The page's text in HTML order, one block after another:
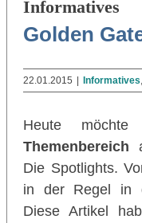
Informatives
Golden
22.01.2015 | Informatives
Heute
Themenbereich
Die Spotlights.
in der Regel in
Diese Artikel